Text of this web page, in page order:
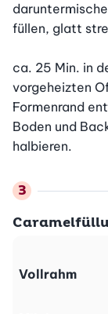
füllen, glatt
ca. 25 Min. in
vorgeheizten
Formenrand
Boden und
halbieren.
Vollrahm